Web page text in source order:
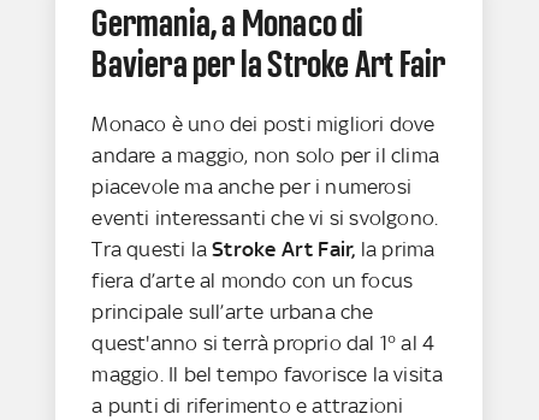
Germania, a Monaco di
Baviera per la Stroke Art Fair
Monaco è uno dei posti migliori dove
andare a maggio, non solo per il clima
piacevole ma anche per i numerosi
eventi interessanti che vi si svolgono.
Tra questi laStroke Art Fair, la prima
fiera d’arte al mondo con un focus
principale sull’arte urbana che
quest'anno si terrà proprio dal 1° al 4
maggio. Il bel tempo favorisce la visita
a punti di riferimento e attrazioni